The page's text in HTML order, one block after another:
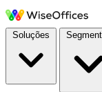
Soluções